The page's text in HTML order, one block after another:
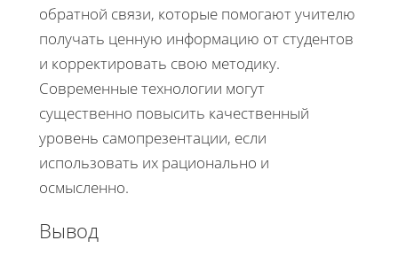
обратной связи, которые помогают учителю
получать ценную информацию от студентов
и корректировать свою методику.
Современные технологии могут
существенно повысить качественный
уровень самопрезентации, если
использовать их рационально и
осмысленно.
Вывод